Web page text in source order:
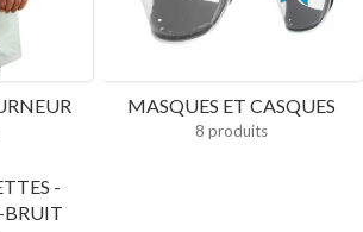
MASQUES ET CASQUES
8 produits
-
BRUIT